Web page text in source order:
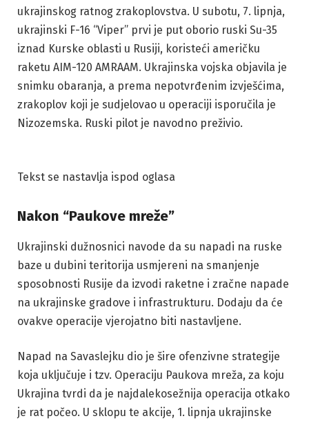
ukrajinskog ratnog zrakoplovstva. U subotu, 7. lipnja,
ukrajinski F-16 “Viper” prvi je put oborio ruski Su-35
iznad Kurske oblasti u Rusiji, koristeći američku
raketu AIM-120 AMRAAM. Ukrajinska vojska objavila je
snimku obaranja, a prema nepotvrđenim izvješćima,
zrakoplov koji je sudjelovao u operaciji isporučila je
Nizozemska. Ruski pilot je navodno preživio.
Tekst se nastavlja ispod oglasa
Nakon “Paukove mreže”
Ukrajinski dužnosnici navode da su napadi na ruske
baze u dubini teritorija usmjereni na smanjenje
sposobnosti Rusije da izvodi raketne i zračne napade
na ukrajinske gradove i infrastrukturu. Dodaju da će
ovakve operacije vjerojatno biti nastavljene.
Napad na Savaslejku dio je šire ofenzivne strategije
koja uključuje i tzv. Operaciju Paukova mreža, za koju
Ukrajina tvrdi da je najdalekosežnija operacija otkako
je rat počeo. U sklopu te akcije, 1. lipnja ukrajinske